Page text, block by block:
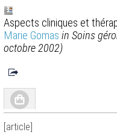
Aspects cliniques et
Marie Gomas in Soins
octobre 2002)
[article]